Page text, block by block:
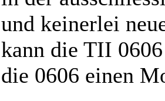
und keinerlei
kann die TII
die 0606 einen